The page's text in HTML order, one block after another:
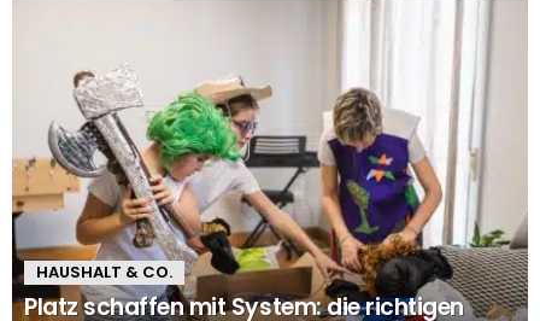
HAUSHALT & CO.
Platz schaffen mit System: die richtigen